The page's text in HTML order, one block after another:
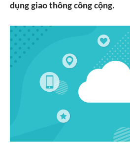
dụng giao thông công cộng.